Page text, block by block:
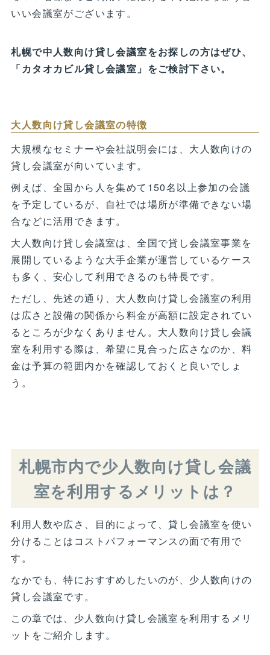
いい会議室がございます。
札幌で中人数向け貸し会議室をお探しの方はぜひ、
「カタオカビル貸し会議室」をご検討下さい。
大人数向け貸し会議室の特徴
大規模なセミナーや会社説明会には、大人数向けの
貸し会議室が向いています。
例えば、全国から人を集めて150名以上参加の会議
を予定しているが、自社では場所が準備できない場
合などに活用できます。
大人数向け貸し会議室は、全国で貸し会議室事業を
展開しているような大手企業が運営しているケース
も多く、安心して利用できるのも特長です。
ただし、先述の通り、大人数向け貸し会議室の利用
は広さと設備の関係から料金が高額に設定されてい
るところが少なくありません。大人数向け貸し会議
室を利用する際は、希望に見合った広さなのか、料
金は予算の範囲内かを確認しておくと良いでしょ
う。
札幌市内で少人数向け貸し会議
室を利用するメリットは？
利用人数や広さ、目的によって、貸し会議室を使い
分けることはコストパフォーマンスの面で有用で
す。
なかでも、特におすすめしたいのが、少人数向けの
貸し会議室です。
この章では、少人数向け貸し会議室を利用するメリ
ットをご紹介します。